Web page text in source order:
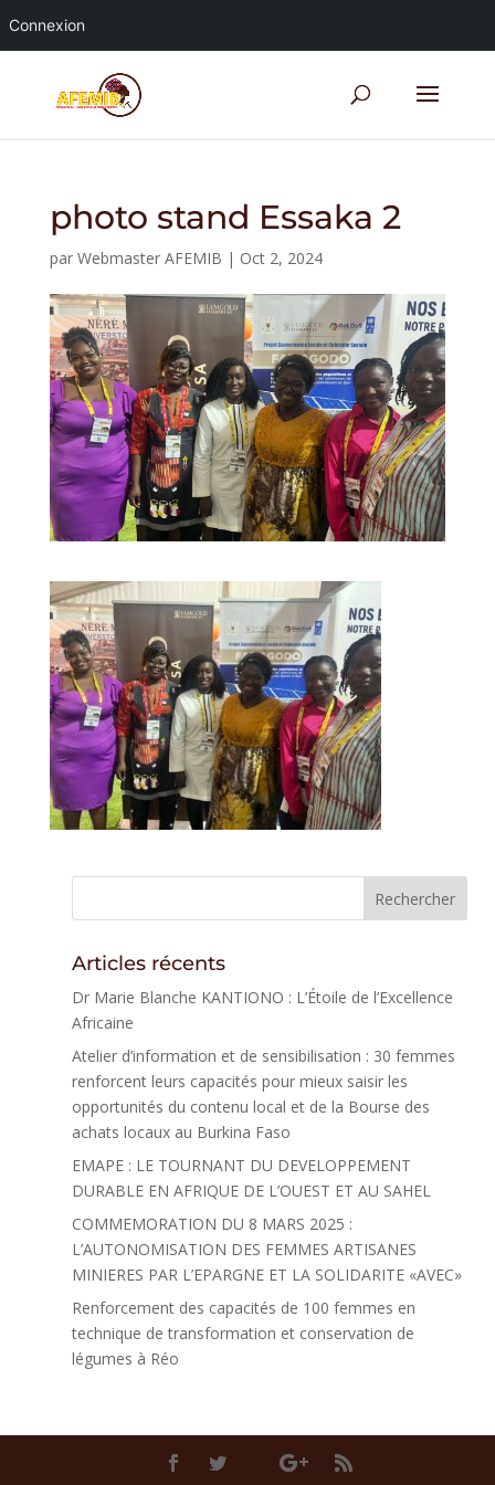
Connexion
photo stand Essaka 2
par Webmaster AFEMIB | Oct 2, 2024
Articles récents
Dr Marie Blanche KANTIONO : L’Étoile de l’Excellence
Africaine
Atelier d’information et de sensibilisation : 30 femmes
renforcent leurs capacités pour mieux saisir les
opportunités du contenu local et de la Bourse des
achats locaux au Burkina Faso
EMAPE : LE TOURNANT DU DEVELOPPEMENT
DURABLE EN AFRIQUE DE L’OUEST ET AU SAHEL
COMMEMORATION DU 8 MARS 2025 :
L’AUTONOMISATION DES FEMMES ARTISANES
MINIERES PAR L’EPARGNE ET LA SOLIDARITE «AVEC»
Renforcement des capacités de 100 femmes en
technique de transformation et conservation de
légumes à Réo